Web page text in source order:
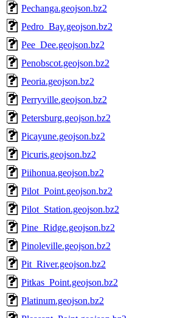
Pechanga.geojson.bz2
Pedro_Bay.geojson.bz2
Pee_Dee.geojson.bz2
Penobscot.geojson.bz2
Peoria.geojson.bz2
Perryville.geojson.bz2
Petersburg.geojson.bz2
Picayune.geojson.bz2
Picuris.geojson.bz2
Piihonua.geojson.bz2
Pilot_Point.geojson.bz2
Pilot_Station.geojson.bz2
Pine_Ridge.geojson.bz2
Pinoleville.geojson.bz2
Pit_River.geojson.bz2
Pitkas_Point.geojson.bz2
Platinum.geojson.bz2